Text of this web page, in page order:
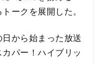
ークを展開した。
から始まった放送
パー！ハイブリッ